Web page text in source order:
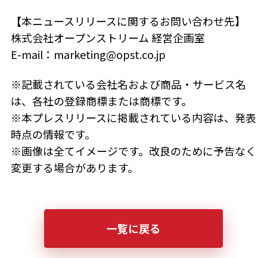
【本ニュースリリースに関するお問い合わせ先】
株式会社オープンストリーム 経営企画室
E-mail：marketing@opst.co.jp
※記載されている会社名および商品・サービス名
は、各社の登録商標または商標です。
※本プレスリリースに掲載されている内容は、発表
時点の情報です。
※画像は全てイメージです。改良のために予告なく
変更する場合があります。
一覧に戻る